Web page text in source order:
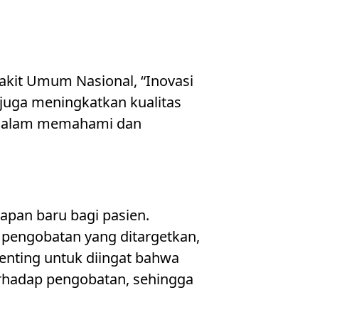
Umum Nasional, “Inovasi
meningkatkan kualitas
memahami dan
baru bagi pasien.
yang ditargetkan,
untuk diingat bahwa
pengobatan, sehingga